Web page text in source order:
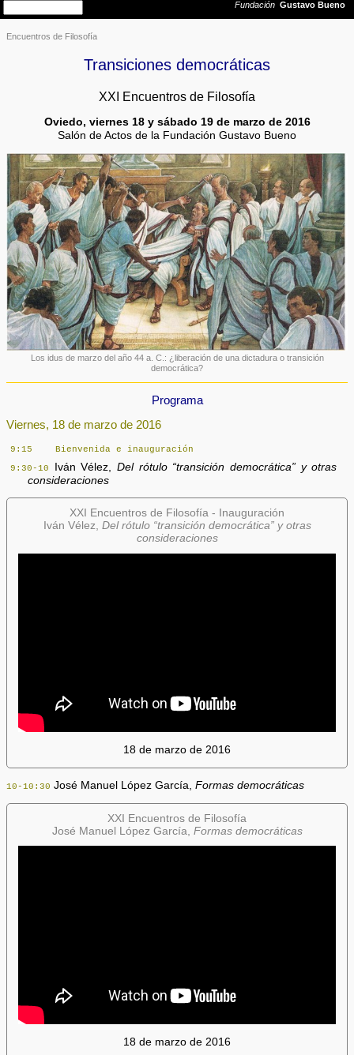
Encuentros de Filosofía
Transiciones democráticas
XXI Encuentros de Filosofía
Oviedo, viernes 18 y sábado 19 de marzo de 2016
Salón de Actos de la Fundación Gustavo Bueno
Los idus de marzo del año 44 a. C.: ¿liberación de una dictadura o transición
democrática?
Programa
Viernes, 18 de marzo de 2016
9:15 Bienvenida e inauguración
9:30-10
Iván Vélez,Del rótulo “transición democrática” y otras
consideraciones
XXI Encuentros de Filosofía - Inauguración
Iván Vélez, Del rótulo “transición democrática” y otras
consideraciones
18 de marzo de 2016
10-10:30 José Manuel López García,Formas democráticas
XXI Encuentros de Filosofía
José Manuel López García, Formas democráticas
18 de marzo de 2016